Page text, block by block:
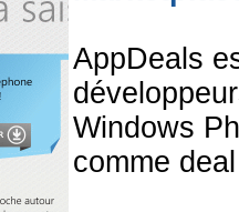
AppDeals
Windows
comme